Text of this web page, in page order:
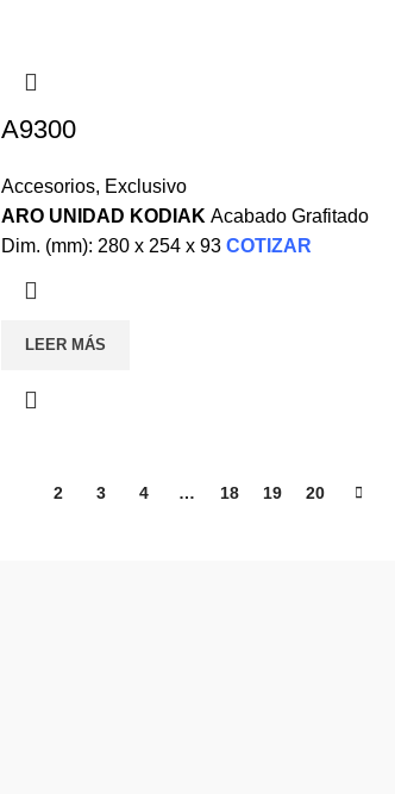
A9300
Accesorios, Exclusivo
ARO UNIDAD KODIAK Acabado Grafitado
Dim. (mm): 280 x 254 x 93 COTIZAR
LEER MÁS
2 3 4 … 18 19 20